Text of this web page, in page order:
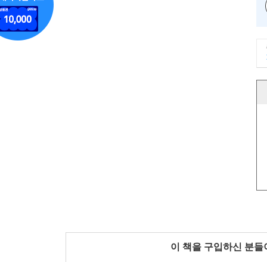
이 책을 구입하신 분